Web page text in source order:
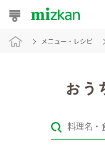
おうちレシピ
レシピカテゴリ一覧
メニュー・レシピ